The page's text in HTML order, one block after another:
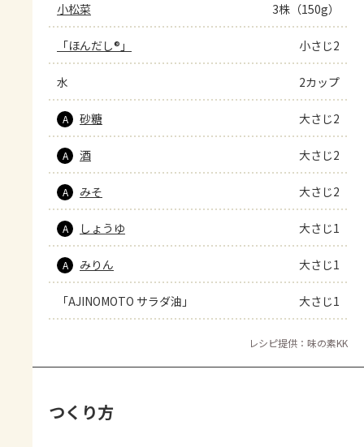
小松菜 3株（150g）
「ほんだし®」 小さじ2
水 2カップ
A 砂糖 大さじ2
A 酒 大さじ2
A みそ 大さじ2
A しょうゆ 大さじ1
A みりん 大さじ1
「AJINOMOTO サラダ油」 大さじ1
レシピ提供：味の素KK
つくり方